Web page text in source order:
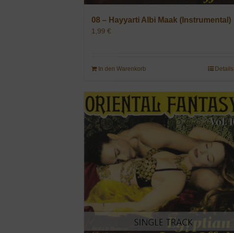
08 – Hayyarti Albi Maak (Instrumental)
1,99 €
In den Warenkorb Details